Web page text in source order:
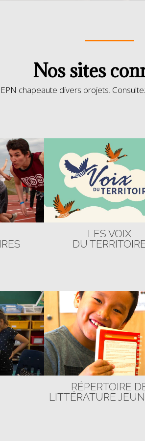
Nos sites
chapeaute divers projets.
LES VOIX
DU
RÉPERTOIRE
LITTÉRATURE